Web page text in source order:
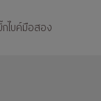
กไบค์มือสอง